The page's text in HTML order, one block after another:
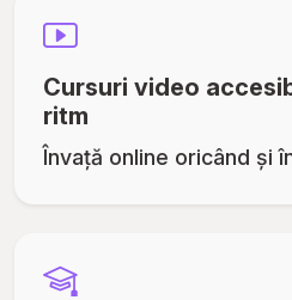
Cursuri video
ritm
Învață online oricând și